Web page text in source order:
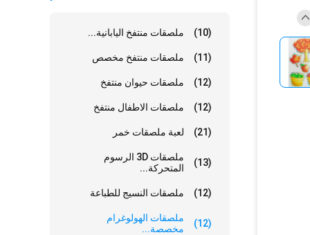
ملصقات منتفخ اليابانية... (10)
ملصقات منتفخ مخصص (11)
ملصقات حيوان منتفخ (12)
ملصقات الاطفال منتفخ (12)
لعبة ملصقات خمر (21)
ملصقات 3D الرسوم
المتحركة...
(13)
ملصقات النسيج للطباعة (12)
ملصقات الهولوغرام
مخصصة...
(12)